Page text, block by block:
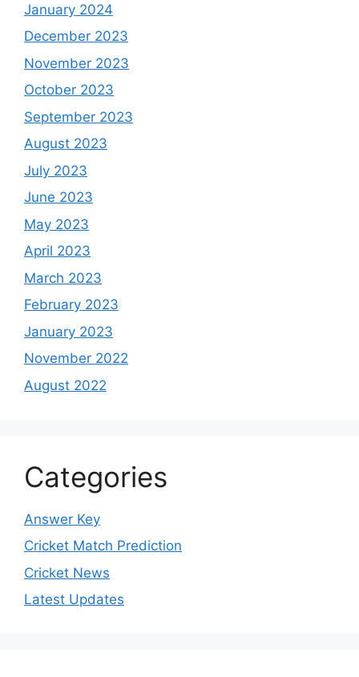
January 2024
December 2023
November 2023
October 2023
September 2023
August 2023
July 2023
June 2023
May 2023
April 2023
March 2023
February 2023
January 2023
November 2022
August 2022
Categories
Answer Key
Cricket Match Prediction
Cricket News
Latest Updates